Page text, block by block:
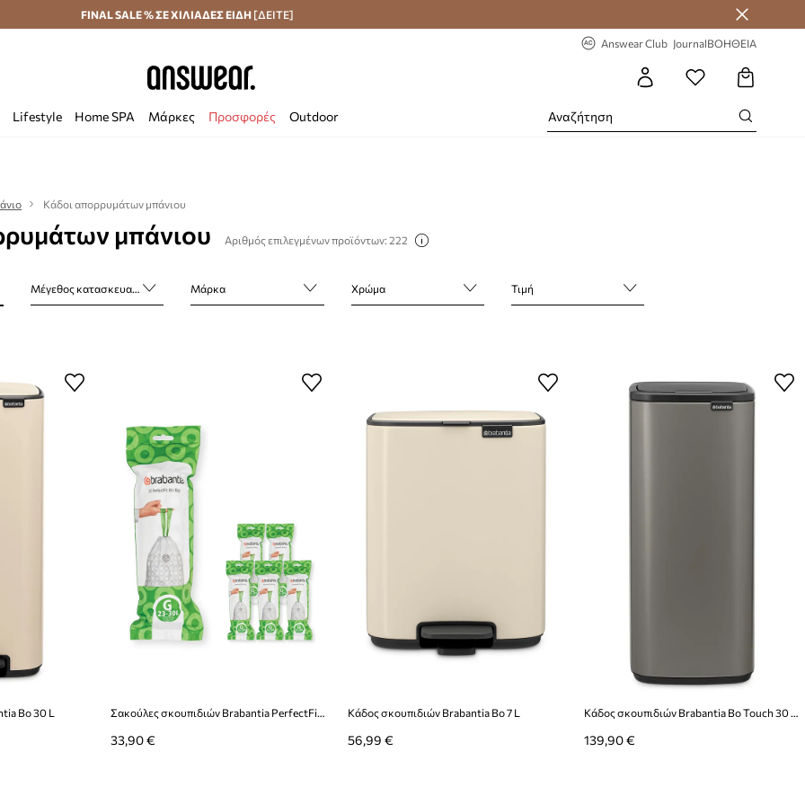
Αποστολή σε 24 ώρες Εξοικονομήστε με το Answear Club
FINAL SALE % ΣΕ ΧΙΛΙΑΔΕΣ ΕΙΔΗ [ΔΕΙΤΕ]
Answear Club JournalΒΟΗΘΕΙΑ
Lifestyle Home SPA Μάρκες Προσφορές Outdoor
Κάδοι απορρυμάτων μπάνιου
μπάνιου Αριθμός επιλεγμένων προϊόντων: 222
Μέγεθος κατασκευαστή Μάρκα Χρώμα Τιμή
Bo 30 L
33,90 €
Κάδος σκουπιδιών Brabantia Bo 7 L
56,99 € 139,90 €